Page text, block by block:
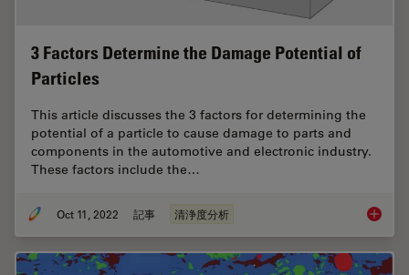
3 Factors Determine the Damage Potential of
Particles
This article discusses the 3 factors for determining the
potential of a particle to cause damage to parts and
components in the automotive and electronic industry.
These factors include the…
Oct 11, 2022 記事 清浄度分析 3